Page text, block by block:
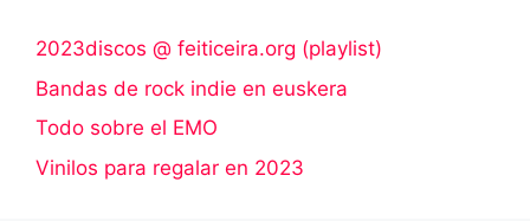
2023discos @ feiticeira.org (playlist)
Bandas de rock indie en euskera
Todo sobre el EMO
Vinilos para regalar en 2023